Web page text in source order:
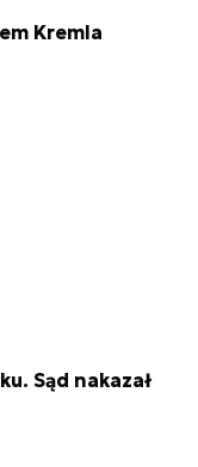
Kremla
Sąd nakazał